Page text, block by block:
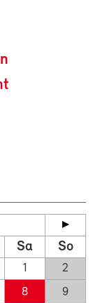
Sa So
1
2
8
9